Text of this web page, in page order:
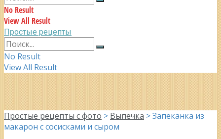
No Result
View All Result
Простые рецепты
No Result
View All Result
Простые рецепты с фото > Выпечка >Запеканка из
макарон с сосисками и сыром